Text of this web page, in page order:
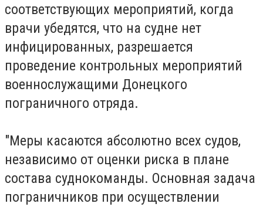
соответствующих мероприятий, когда
врачи убедятся, что на судне нет
инфицированных, разрешается
проведение контрольных мероприятий
военнослужащими Донецкого
пограничного отряда.
"Меры касаются абсолютно всех судов,
независимо от оценки риска в плане
состава суднокоманды. Основная задача
пограничников при осуществлении